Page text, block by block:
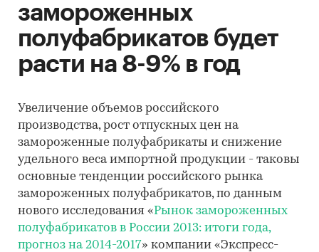
замороженных
полуфабрикатов будет
расти на 8-9% в год
Увеличение объемов российского
производства, рост отпускных цен на
замороженные полуфабрикаты и снижение
удельного веса импортной продукции - таковы
основные тенденции российского рынка
замороженных полуфабрикатов, по данным
нового исследования «Рынок замороженных
полуфабрикатов в России 2013: итоги года,
прогноз на 2014-2017» компании «Экспресс-